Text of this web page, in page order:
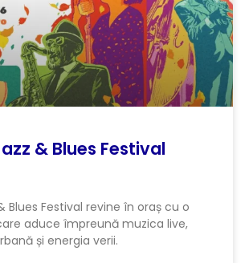
& Blues Festival
Blues Festival revine în oraș cu o
aduce împreună muzica live,
și energia verii.